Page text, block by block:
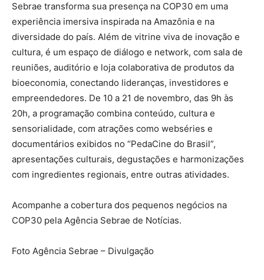
Sebrae transforma sua presença na COP30 em uma
experiência imersiva inspirada na Amazônia e na
diversidade do país. Além de vitrine viva de inovação e
cultura, é um espaço de diálogo e network, com sala de
reuniões, auditório e loja colaborativa de produtos da
bioeconomia, conectando lideranças, investidores e
empreendedores. De 10 a 21 de novembro, das 9h às
20h, a programação combina conteúdo, cultura e
sensorialidade, com atrações como webséries e
documentários exibidos no “PedaCine do Brasil”,
apresentações culturais, degustações e harmonizações
com ingredientes regionais, entre outras atividades.
Acompanhe a cobertura dos pequenos negócios na
COP30 pela Agência Sebrae de Notícias.
Foto Agência Sebrae – Divulgação